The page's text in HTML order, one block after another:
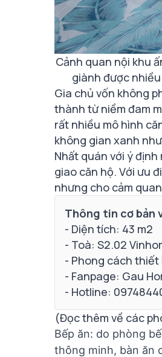
Cảnh quan nội khu
giành được
Gia chủ vốn không
thành từ niềm đam
rất nhiều mô hình
không gian xanh
Nhất quán với ý
giao căn hộ. Với ưu
nhưng cho cảm
Thông tin cơ bản
- Diện tích: 43 m2
- Toà: S2.02
- Phong cách thiết
- Fanpage: Gau
- Hotline:
(Đọc thêm về các
Bếp ăn: do phòng
thông minh, bàn ăn